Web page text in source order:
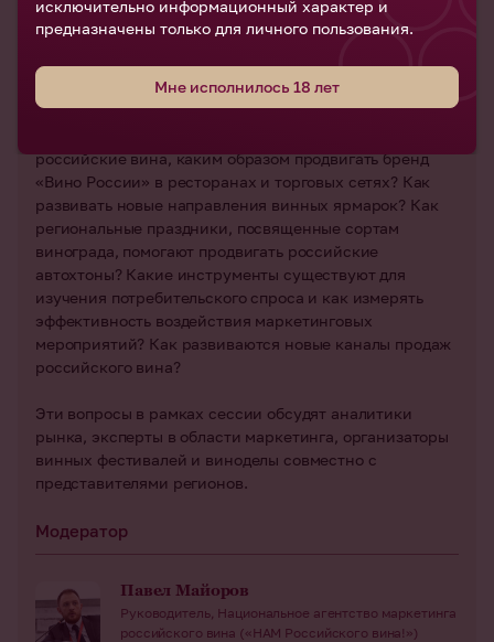
поддержке продвижения винодельческой продукции
на внутренний потребительский рынок.
Какие меры по продвижению российского вина уже
сегодня принимаются государством и участниками
российские вина, каким образом продвигать бренд
«Вино России» в ресторанах и торговых сетях? Как
развивать новые направления винных ярмарок? Как
региональные праздники, посвященные сортам
винограда, помогают продвигать российские
автохтоны? Какие инструменты существуют для
изучения потребительского спроса и как измерять
эффективность воздействия маркетинговых
мероприятий? Как развиваются новые каналы продаж
российского вина?
Эти вопросы в рамках сессии обсудят аналитики
рынка, эксперты в области маркетинга, организаторы
винных фестивалей и виноделы совместно с
представителями регионов.
Модератор
Павел Майоров
Руководитель, Национальное агентство маркетинга
российского вина («НАМ Российского вина!»)
исключительно информационный характер и
предназначены только для личного пользования.
Мне исполнилось 18 лет